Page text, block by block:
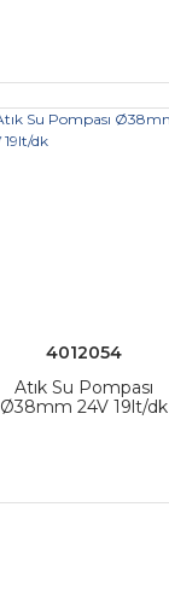
4012054
Atık Su Pompası
Ø38mm 24V 19lt/dk